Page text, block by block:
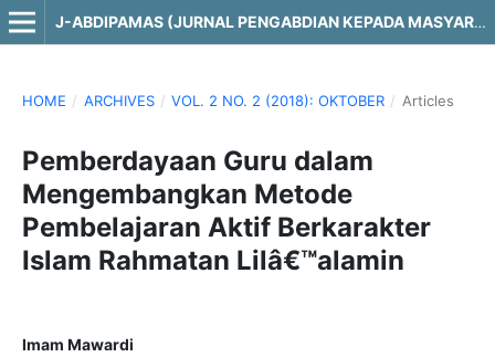
J-ABDIPAMAS (JURNAL PENGABDIAN KEPADA MASYARAKAT)
HOME / ARCHIVES / VOL. 2 NO. 2 (2018): OKTOBER / Articles
Pemberdayaan Guru dalam
Mengembangkan Metode
Pembelajaran Aktif Berkarakter
Islam Rahmatan Lilâ€™alamin
Imam Mawardi